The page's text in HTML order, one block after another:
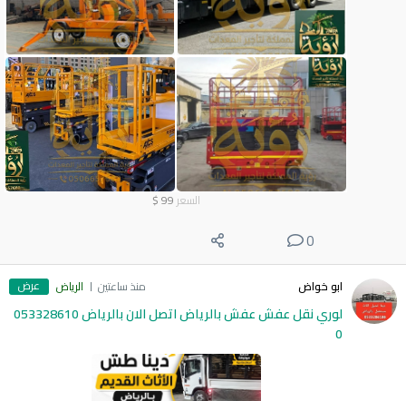
السعر 99
$
0
ابو خواض منذ ساعتين الرياض عرض
لوري نقل عفش عفش بالرياض اتصل الان بالرياض 053328610
0